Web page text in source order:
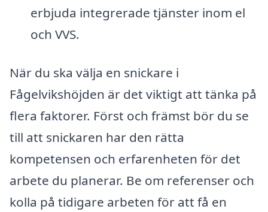
erbjuda integrerade tjänster inom el
och VVS.
När du ska välja en snickare i
Fågelvikshöjden är det viktigt att tänka på
flera faktorer. Först och främst bör du se
till att snickaren har den rätta
kompetensen och erfarenheten för det
arbete du planerar. Be om referenser och
kolla på tidigare arbeten för att få en